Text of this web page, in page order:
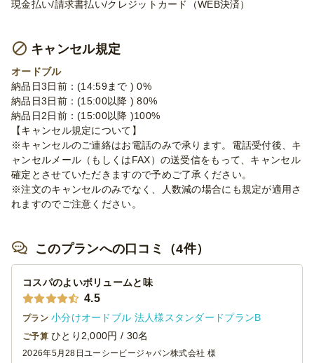
現金払い/請求書払い/クレジットカード（WEB決済）
キャンセル規定
オードブル
納品日3日前：(14:59まで ) 0%
納品日3日前：(15:00以降 ) 80%
納品日2日前：(15:00以降 )100%
【キャンセル規定について】
※キャンセルのご連絡はお電話のみで承ります。電話受付後、キ
ャンセルメール（もしくはFAX）の送受信をもって、キャンセル
確定とさせていただきますので予めご了承ください。
※注文のキャンセルのみでなく、人数減の場合にも規定が適用さ
れますのでご注意ください。
このプランへの口コミ（4件）
コスパのよいボリュームと味
4.5
プラン 小分けオードブル 法人様スタンダードプランB
ご予算 ひとり2,000円 / 30名
2026年5月28日 ユーシービージャパン株式会社 様